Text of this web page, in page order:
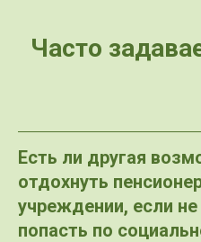
Часто
Есть ли другая
отдохнуть
учреждении, если
попасть по